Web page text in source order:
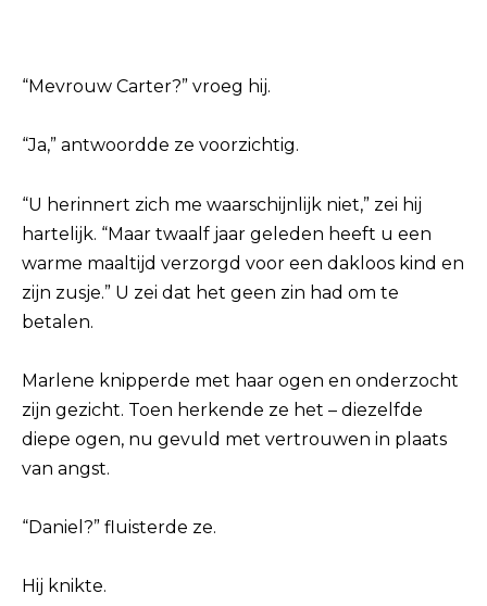
“Mevrouw Carter?” vroeg hij.
“Ja,” antwoordde ze voorzichtig.
“U herinnert zich me waarschijnlijk niet,” zei hij
hartelijk. “Maar twaalf jaar geleden heeft u een
warme maaltijd verzorgd voor een dakloos kind en
zijn zusje.” U zei dat het geen zin had om te
betalen.
Marlene knipperde met haar ogen en onderzocht
zijn gezicht. Toen herkende ze het – diezelfde
diepe ogen, nu gevuld met vertrouwen in plaats
van angst.
“Daniel?” fluisterde ze.
Hij knikte.